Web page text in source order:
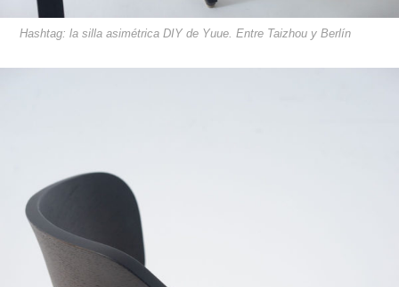
Hashtag: la silla asimétrica DIY de Yuue. Entre Taizhou y Berlín